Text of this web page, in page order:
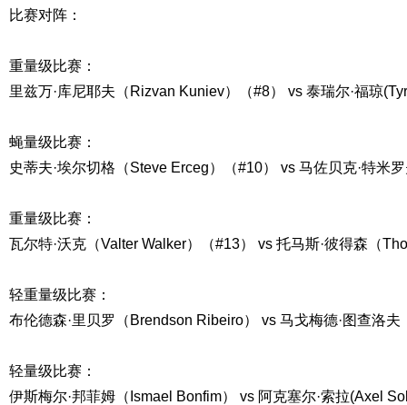
比赛对阵：
重量级比赛：
里兹万·库尼耶夫（Rizvan Kuniev）（#8） vs 泰瑞尔·福琼
蝇量级比赛：
史蒂夫·埃尔切格（Steve Erceg）（#10） vs 马佐贝克·特米
重量级比赛：
瓦尔特·沃克（Valter Walker）（#13） vs 托马斯·彼得森（
轻重量级比赛：
布伦德森·里贝罗（Brendson Ribeiro） vs 马戈梅德·图查洛
轻量级比赛：
伊斯梅尔·邦菲姆（Ismael Bonfim） vs 阿克塞尔·索拉(Axel